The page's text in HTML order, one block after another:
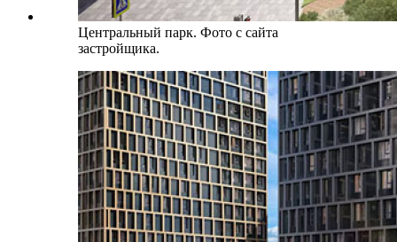
Центральный парк. Фото с сайта
застройщика.